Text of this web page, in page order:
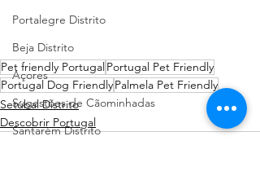
Portalegre Distrito
Beja Distrito
Açores
Sugestões de Cãominhadas
Santarém Distrito
Pet friendly PortugalPortugal Pet Friendly
Portugal Dog FriendlyPalmela Pet Friendly
Setúbal Distrito
Descobrir Portugal